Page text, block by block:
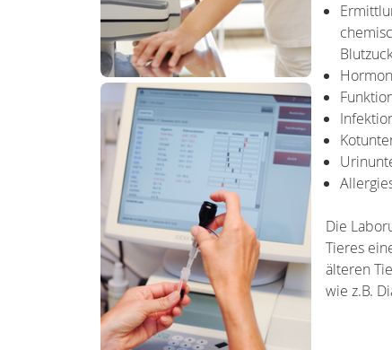
Die
Tieres
älteren
wie z.B.